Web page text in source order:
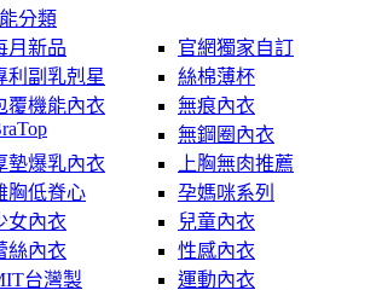
分類
月新品
官網獨家自訂
利副乳剋星
絲棉薄杯
覆機能內衣
無痕內衣
無鋼圈內衣
墊爆乳內衣
上胸無肉推薦
胸低脊心
孕媽咪系列
女內衣
兒童內衣
絲內衣
性感內衣
台灣製
運動內衣